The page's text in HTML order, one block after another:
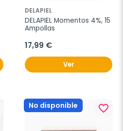
DELAPIEL
DELAPIEL Momentos 4%, 15
Ampollas
17,99 €
Ver
No disponible favorite_border